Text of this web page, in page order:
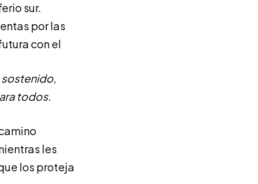
sur.
por las
con el
todos.
les
los proteja